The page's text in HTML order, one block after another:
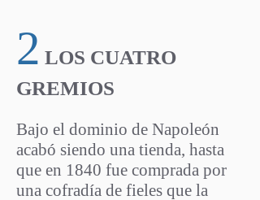
2 LOS CUATRO
GREMIOS
Bajo el dominio de Napoleón
acabó siendo una tienda, hasta
que en 1840 fue comprada por
una cofradía de fieles que la